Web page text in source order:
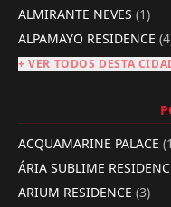
ALMIRANTE NEVES (1)
ALPAMAYO RESIDENCE
+ VER TODOS DESTA
ACQUAMARINE PALACE
ÁRIA SUBLIME
ARIUM RESIDENCE (3)